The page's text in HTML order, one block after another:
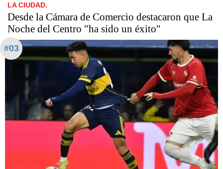
LA CIUDAD.
Desde la Cámara de Comercio destacaron que La
Noche del Centro "ha sido un éxito"
#03